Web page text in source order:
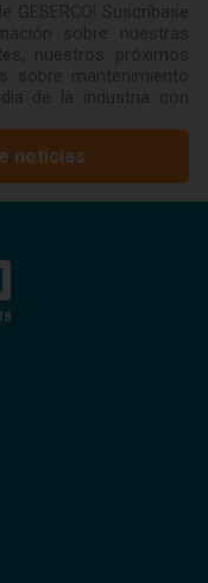
GESERCO! Suscríbase
sobre nuestras
nuestros próximos
sobre mantenimiento
de la industria con
noticias